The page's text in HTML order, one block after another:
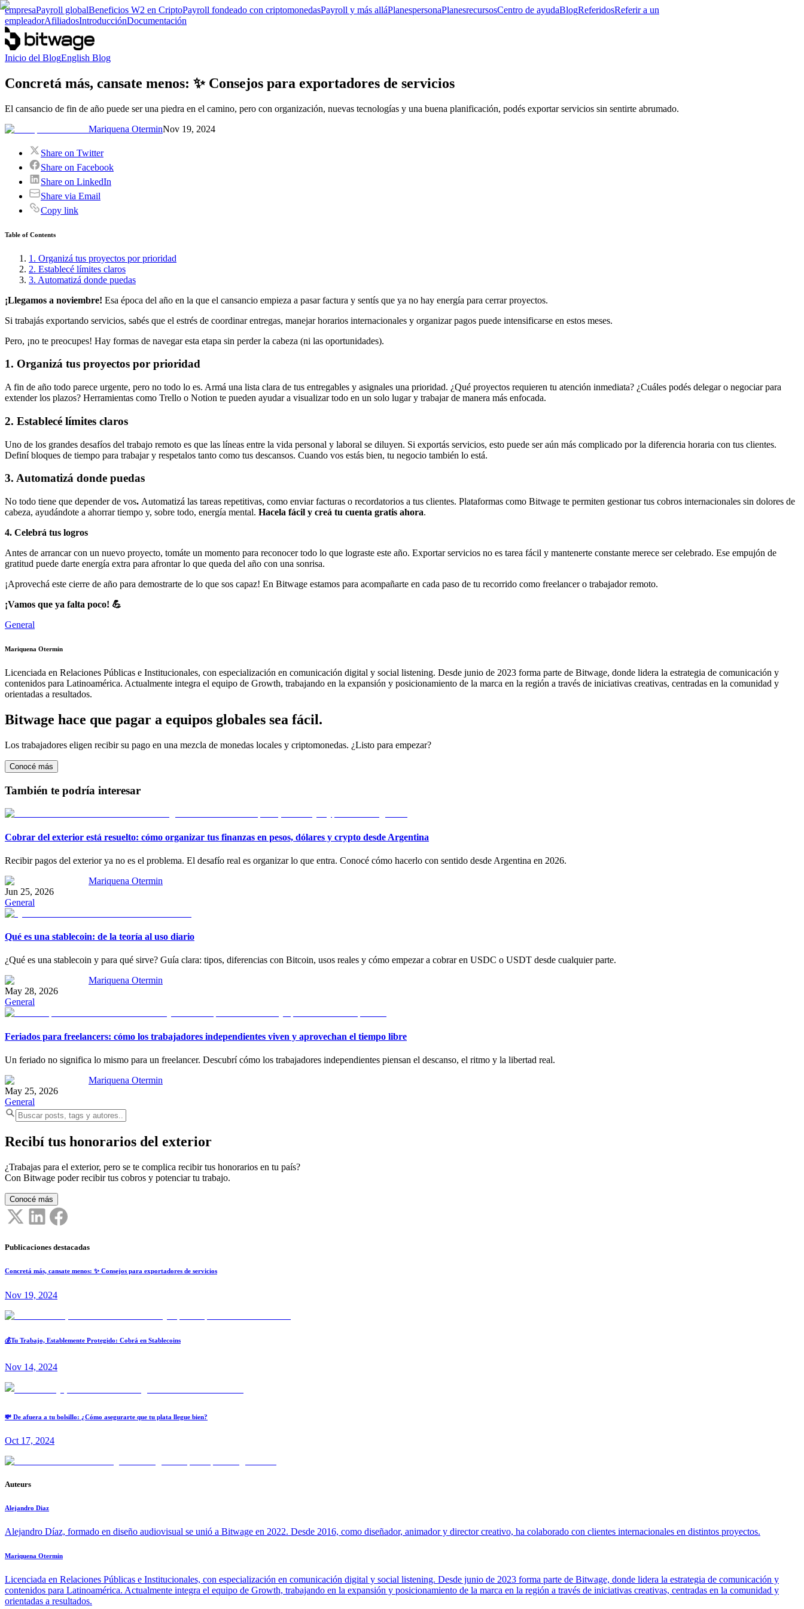
empresaPayroll globalBeneficios W2 en CriptoPayroll fondeado con criptomonedasPayroll y más alláPlanespersonaPlanesrecursosCentro de ayudaBlogReferidosReferir a un
empleadorAfiliadosIntroducciónDocumentación
Inicio del BlogEnglish Blog
Concretá más, cansate menos: ✨ Consejos para exportadores de servicios
El cansancio de fin de año puede ser una piedra en el camino, pero con organización, nuevas tecnologías y una buena planificación, podés exportar servicios sin sentirte abrumado.
Mariquena OterminNov 19, 2024
Share on Twitter
Share on Facebook
Share on LinkedIn
Share via Email
Copy link
Table of Contents
1. Organizá tus proyectos por prioridad
2. Establecé límites claros
3. Automatizá donde puedas
¡Llegamos a noviembre! Esa época del año en la que el cansancio empieza a pasar factura y sentís que ya no hay energía para cerrar proyectos.
Si trabajás exportando servicios, sabés que el estrés de coordinar entregas, manejar horarios internacionales y organizar pagos puede intensificarse en estos meses.
Pero, ¡no te preocupes! Hay formas de navegar esta etapa sin perder la cabeza (ni las oportunidades).
1. Organizá tus proyectos por prioridad
A fin de año todo parece urgente, pero no todo lo es. Armá una lista clara de tus entregables y asignales una prioridad. ¿Qué proyectos requieren tu atención inmediata? ¿Cuáles podés delegar o negociar para
extender los plazos? Herramientas como Trello o Notion te pueden ayudar a visualizar todo en un solo lugar y trabajar de manera más enfocada.
2. Establecé límites claros
Uno de los grandes desafíos del trabajo remoto es que las líneas entre la vida personal y laboral se diluyen. Si exportás servicios, esto puede ser aún más complicado por la diferencia horaria con tus clientes.
Definí bloques de tiempo para trabajar y respetalos tanto como tus descansos. Cuando vos estás bien, tu negocio también lo está.
3. Automatizá donde puedas
No todo tiene que depender de vos. Automatizá las tareas repetitivas, como enviar facturas o recordatorios a tus clientes. Plataformas como Bitwage te permiten gestionar tus cobros internacionales sin dolores de
cabeza, ayudándote a ahorrar tiempo y, sobre todo, energía mental. Hacela fácil y creá tu cuenta gratis ahora.
4. Celebrá tus logros
Antes de arrancar con un nuevo proyecto, tomáte un momento para reconocer todo lo que lograste este año. Exportar servicios no es tarea fácil y mantenerte constante merece ser celebrado. Ese empujón de
gratitud puede darte energía extra para afrontar lo que queda del año con una sonrisa.
¡Aprovechá este cierre de año para demostrarte de lo que sos capaz! En Bitwage estamos para acompañarte en cada paso de tu recorrido como freelancer o trabajador remoto.
¡Vamos que ya falta poco! 💪
General
Mariquena Otermin
Licenciada en Relaciones Públicas e Institucionales, con especialización en comunicación digital y social listening. Desde junio de 2023 forma parte de Bitwage, donde lidera la estrategia de comunicación y
contenidos para Latinoamérica. Actualmente integra el equipo de Growth, trabajando en la expansión y posicionamiento de la marca en la región a través de iniciativas creativas, centradas en la comunidad y
orientadas a resultados.
Bitwage hace que pagar a equipos globales sea fácil.
Los trabajadores eligen recibir su pago en una mezcla de monedas locales y criptomonedas. ¿Listo para empezar?
Conocé más
También te podría interesar
Cobrar del exterior está resuelto: cómo organizar tus finanzas en pesos, dólares y crypto desde Argentina
Recibir pagos del exterior ya no es el problema. El desafío real es organizar lo que entra. Conocé cómo hacerlo con sentido desde Argentina en 2026.
Mariquena Otermin
Jun 25, 2026
General
Qué es una stablecoin: de la teoría al uso diario
¿Qué es una stablecoin y para qué sirve? Guía clara: tipos, diferencias con Bitcoin, usos reales y cómo empezar a cobrar en USDC o USDT desde cualquier parte.
Mariquena Otermin
May 28, 2026
General
Feriados para freelancers: cómo los trabajadores independientes viven y aprovechan el tiempo libre
Un feriado no significa lo mismo para un freelancer. Descubrí cómo los trabajadores independientes piensan el descanso, el ritmo y la libertad real.
Mariquena Otermin
May 25, 2026
General
Recibí tus honorarios del exterior
¿Trabajas para el exterior, pero se te complica recibir tus honorarios en tu país?
Con Bitwage poder recibir tus cobros y potenciar tu trabajo.
Conocé más
Publicaciones destacadas
Concretá más, cansate menos: ✨ Consejos para exportadores de servicios
Nov 19, 2024
💰Tu Trabajo, Establemente Protegido: Cobrá en Stablecoins
Nov 14, 2024
💸 De afuera a tu bolsillo: ¿Cómo asegurarte que tu plata llegue bien?
Oct 17, 2024
Auteurs
Alejandro Diaz
Alejandro Díaz, formado en diseño audiovisual se unió a Bitwage en 2022. Desde 2016, como diseñador, animador y director creativo, ha colaborado con clientes internacionales en distintos proyectos.
Mariquena Otermin
Licenciada en Relaciones Públicas e Institucionales, con especialización en comunicación digital y social listening. Desde junio de 2023 forma parte de Bitwage, donde lidera la estrategia de comunicación y
contenidos para Latinoamérica. Actualmente integra el equipo de Growth, trabajando en la expansión y posicionamiento de la marca en la región a través de iniciativas creativas, centradas en la comunidad y
orientadas a resultados.